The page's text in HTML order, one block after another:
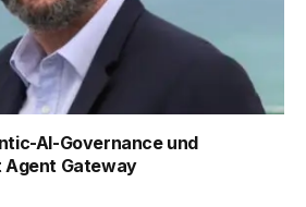
AI-Governance und
Agent Gateway